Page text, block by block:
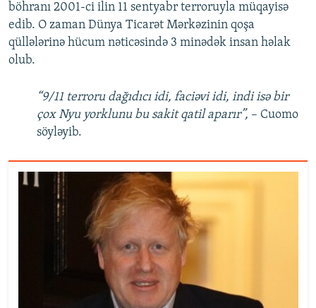
böhranı 2001-ci ilin 11 sentyabr terroruyla müqayisə
edib. O zaman Dünya Ticarət Mərkəzinin qoşa
qüllələrinə hücum nəticəsində 3 minədək insan həlak
olub.
“9/11 terroru dağıdıcı idi, faciəvi idi, indi isə bir
çox Nyu yorklunu bu sakit qatil aparır”, – Cuomo
söyləyib.